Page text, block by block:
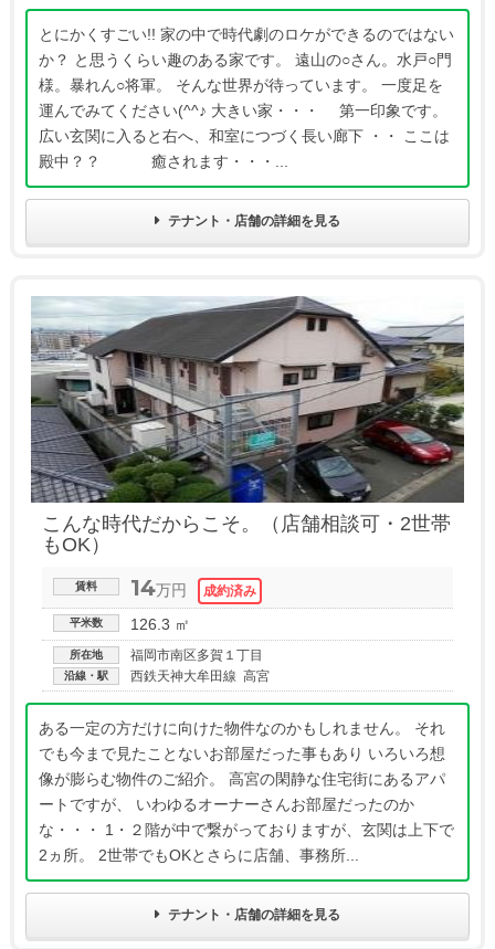
とにかくすごい!! 家の中で時代劇のロケができるのではない
か？ と思うくらい趣のある家です。 遠山の○さん。水戸○門
様。暴れん○将軍。 そんな世界が待っています。 一度足を
運んでみてください(^^♪ 大きい家・・・ 第一印象です。
広い玄関に入ると右へ、和室につづく長い廊下 ・・ ここは
殿中？？ 癒されます・・・...
テナント・店舗の詳細を見る
こんな時代だからこそ。（店舗相談可・2世帯
もOK）
賃料 14万円
平米数 126.3 ㎡
所在地 福岡市南区多賀１丁目
沿線・駅 西鉄天神大牟田線 高宮
ある一定の方だけに向けた物件なのかもしれません。 それ
でも今まで見たことないお部屋だった事もあり いろいろ想
像が膨らむ物件のご紹介。 高宮の閑静な住宅街にあるアパ
ートですが、 いわゆるオーナーさんお部屋だったのか
な・・・ 1・２階が中で繋がっておりますが、玄関は上下で
2ヵ所。 2世帯でもOKとさらに店舗、事務所...
テナント・店舗の詳細を見る